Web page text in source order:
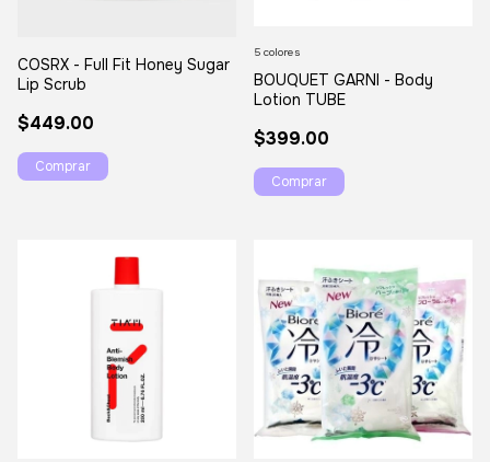
COSRX - Full Fit Honey Sugar
Lip Scrub
$449.00
BOUQUET GARNI - Body
Lotion TUBE
$399.00
5 colores
Comprar